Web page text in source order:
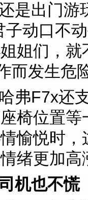
是出门
子动口不
姐们，
而发生危
弗F7x还
椅位置
愉悦时
绪更加
机也不慌